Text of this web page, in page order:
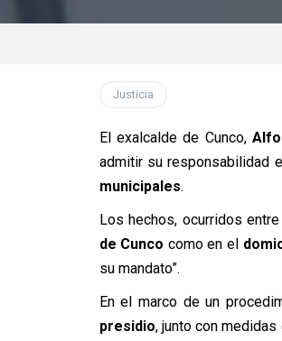
Justicia
El exalcalde de Cunco,
admitir su responsabilidad
municipales.
Los hechos, ocurridos
de Cunco como en el
su mandato”.
En el marco de un
presidio, junto con